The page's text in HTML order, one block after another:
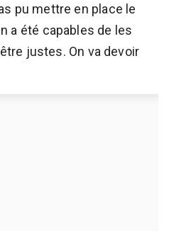
pu mettre en place le
a été capables de les
justes. On va devoir